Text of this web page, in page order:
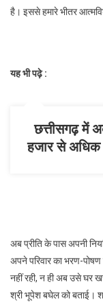
है। इससे हमारे भीतर
यह भी पढ़े :
छत्तीसगढ़ में
हजार से अधिक
अब प्रीति के पास अपनी
अपने परिवार का भरण-
नहीं रही, न ही अब उसे घर
श्री भूपेश बघेल को बताई।